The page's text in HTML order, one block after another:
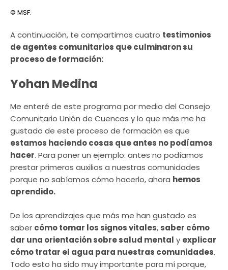
© MSF.
A continuación, te compartimos cuatro testimonios
de agentes comunitarios que culminaron su
proceso de formación:
Yohan Medina
Me enteré de este programa por medio del Consejo
Comunitario Unión de Cuencas y lo que más me ha
gustado de este proceso de formación es que
estamos haciendo cosas que antes no podíamos
hacer. Para poner un ejemplo: antes no podíamos
prestar primeros auxilios a nuestras comunidades
porque no sabíamos cómo hacerlo, ahora hemos
aprendido.
De los aprendizajes que más me han gustado es
saber cómo tomar los signos vitales, saber cómo
dar una orientación sobre salud mental y explicar
cómo tratar el agua para nuestras comunidades.
Todo esto ha sido muy importante para mí porque,